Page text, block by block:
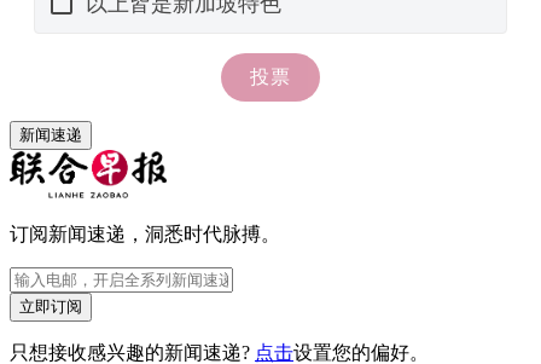
新闻速递
订阅新闻速递，洞悉时代脉搏。
立即订阅
只想接收感兴趣的新闻速递? 点击设置您的偏好。